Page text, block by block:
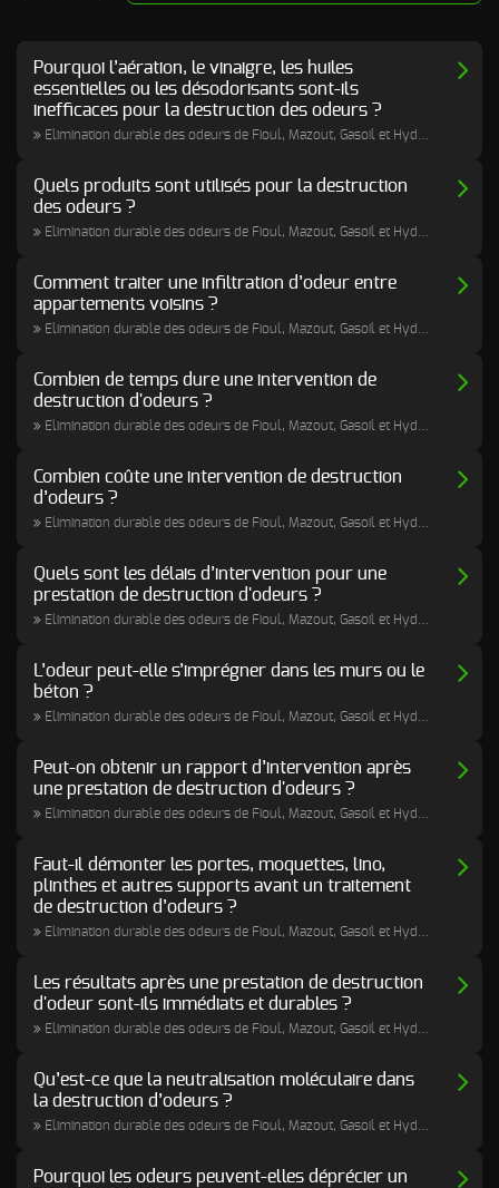
Rongeurs
Odeur de Moisi
- Odeur
d'Humidité
Odeur de
Odeur de
Odeur de
Tabac
Odeurs de
fumée
- odeurs de
brûlé
INTERVENTIONS
AVIS CLIENTS
FAQ
QUI SOMMES-
NOUS ?
CONTACT
Pourquoi l’aération, le vinaigre, les huiles
essentielles ou les désodorisants sont-ils
inefficaces pour la destruction des odeurs ?
Elimination durable des odeurs de Fioul, Mazout, Gasoil et Hydrocarbures
Quels produits sont utilisés pour la destruction
des odeurs ?
Elimination durable des odeurs de Fioul, Mazout, Gasoil et Hydrocarbures
Comment traiter une infiltration d’odeur entre
appartements voisins ?
Elimination durable des odeurs de Fioul, Mazout, Gasoil et Hydrocarbures
Combien de temps dure une intervention de
destruction d'odeurs ?
Elimination durable des odeurs de Fioul, Mazout, Gasoil et Hydrocarbures
Combien coûte une intervention de destruction
d’odeurs ?
Elimination durable des odeurs de Fioul, Mazout, Gasoil et Hydrocarbures
Quels sont les délais d’intervention pour une
prestation de destruction d'odeurs ?
Elimination durable des odeurs de Fioul, Mazout, Gasoil et Hydrocarbures
L’odeur peut-elle s’imprégner dans les murs ou le
béton ?
Elimination durable des odeurs de Fioul, Mazout, Gasoil et Hydrocarbures
Peut-on obtenir un rapport d’intervention après
une prestation de destruction d'odeurs ?
Elimination durable des odeurs de Fioul, Mazout, Gasoil et Hydrocarbures
Faut-il démonter les portes, moquettes, lino,
plinthes et autres supports avant un traitement
de destruction d’odeurs ?
Elimination durable des odeurs de Fioul, Mazout, Gasoil et Hydrocarbures
Les résultats après une prestation de destruction
d'odeur sont-ils immédiats et durables ?
Elimination durable des odeurs de Fioul, Mazout, Gasoil et Hydrocarbures
Qu’est-ce que la neutralisation moléculaire dans
la destruction d’odeurs ?
Elimination durable des odeurs de Fioul, Mazout, Gasoil et Hydrocarbures
Pourquoi les odeurs peuvent-elles déprécier un